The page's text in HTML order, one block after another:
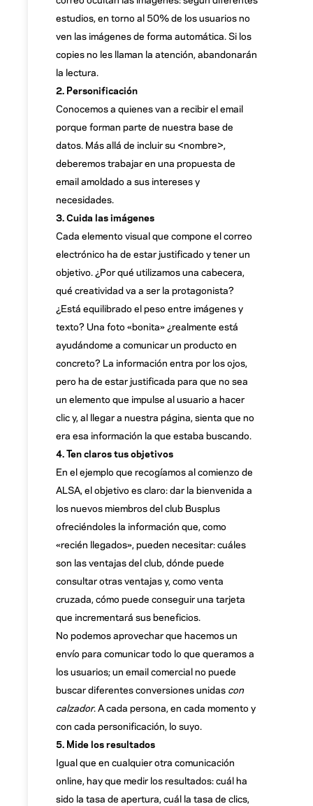
estudios, en torno al 50% de los usuarios no
ven las imágenes de forma automática. Si los
copies no les llaman la atención, abandonarán
la lectura.
2. Personificación
Conocemos a quienes van a recibir el email
porque forman parte de nuestra base de
datos. Más allá de incluir su <nombre>,
deberemos trabajar en una propuesta de
email amoldado a sus intereses y
necesidades.
3. Cuida las imágenes
Cada elemento visual que compone el correo
electrónico ha de estar justificado y tener un
objetivo. ¿Por qué utilizamos una cabecera,
qué creatividad va a ser la protagonista?
¿Está equilibrado el peso entre imágenes y
texto? Una foto «bonita» ¿realmente está
ayudándome a comunicar un producto en
concreto? La información entra por los ojos,
pero ha de estar justificada para que no sea
un elemento que impulse al usuario a hacer
clic y, al llegar a nuestra página, sienta que no
era esa información la que estaba buscando.
4. Ten claros tus objetivos
En el ejemplo que recogíamos al comienzo de
ALSA, el objetivo es claro: dar la bienvenida a
los nuevos miembros del club Busplus
ofreciéndoles la información que, como
«recién llegados», pueden necesitar: cuáles
son las ventajas del club, dónde puede
consultar otras ventajas y, como venta
cruzada, cómo puede conseguir una tarjeta
que incrementará sus beneficios.
No podemos aprovechar que hacemos un
envío para comunicar todo lo que queramos a
los usuarios; un email comercial no puede
buscar diferentes conversiones unidas con
calzador. A cada persona, en cada momento y
con cada personificación, lo suyo.
5. Mide los resultados
Igual que en cualquier otra comunicación
online, hay que medir los resultados: cuál ha
sido la tasa de apertura, cuál la tasa de clics,